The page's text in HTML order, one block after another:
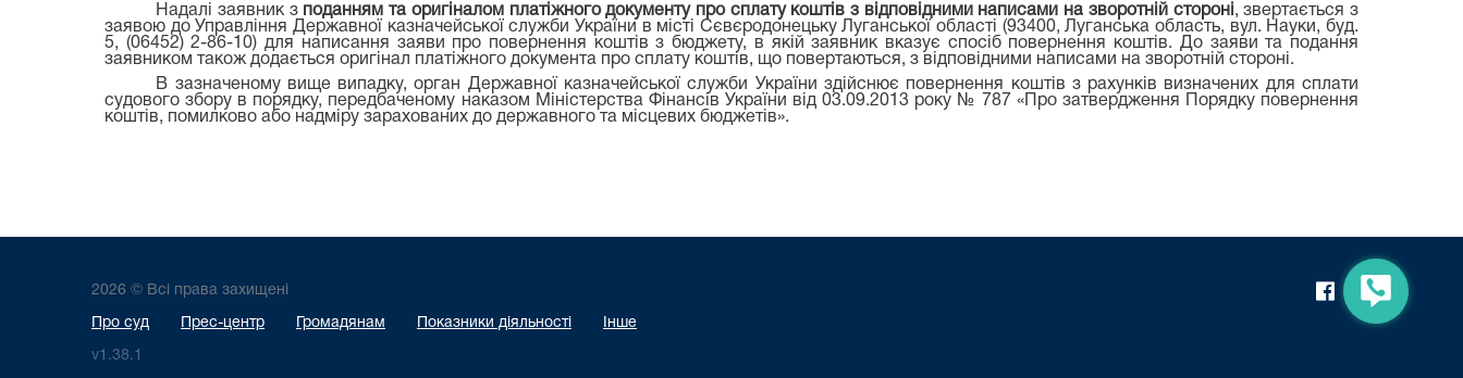
Надалі заявник з поданням та оригіналом платіжного документу про сплату коштів з відповідними написами на зворотній стороні, звертається з
заявою до Управління Державної казначейської служби України в місті Сєвєродонецьку Луганської області (93400, Луганська область, вул. Науки, буд.
5, (06452) 2-86-10) для написання заяви про повернення коштів з бюджету, в якій заявник вказує спосіб повернення коштів. До заяви та подання
заявником також додається оригінал платіжного документа про сплату коштів, що повертаються, з відповідними написами на зворотній стороні.
В зазначеному вище випадку, орган Державної казначейської служби України здійснює повернення коштів з рахунків визначених для сплати
судового збору в порядку, передбаченому наказом Міністерства Фінансів України від 03.09.2013 року № 787 «Про затвердження Порядку повернення
коштів, помилково або надміру зарахованих до державного та місцевих бюджетів».
2026 © Всі права захищені
Про суд Прес-центр Громадянам Показники діяльності Інше
v1.38.1